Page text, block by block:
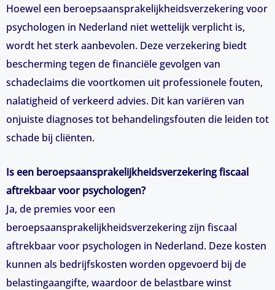
Hoewel een beroepsaansprakelijkheidsverzekering voor
psychologen in Nederland niet wettelijk verplicht is,
wordt het sterk aanbevolen. Deze verzekering biedt
bescherming tegen de financiële gevolgen van
schadeclaims die voortkomen uit professionele fouten,
nalatigheid of verkeerd advies. Dit kan variëren van
onjuiste diagnoses tot behandelingsfouten die leiden tot
schade bij cliënten.
Is een beroepsaansprakelijkheidsverzekering fiscaal
aftrekbaar voor psychologen?
Ja, de premies voor een
beroepsaansprakelijkheidsverzekering zijn fiscaal
aftrekbaar voor psychologen in Nederland. Deze kosten
kunnen als bedrijfskosten worden opgevoerd bij de
belastingaangifte, waardoor de belastbare winst